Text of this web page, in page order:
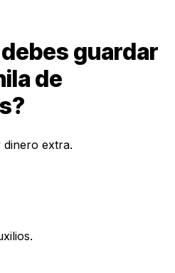
guardar
de
dinero extra.